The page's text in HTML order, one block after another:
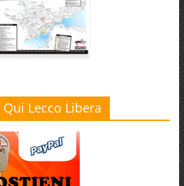
Lecco Libera